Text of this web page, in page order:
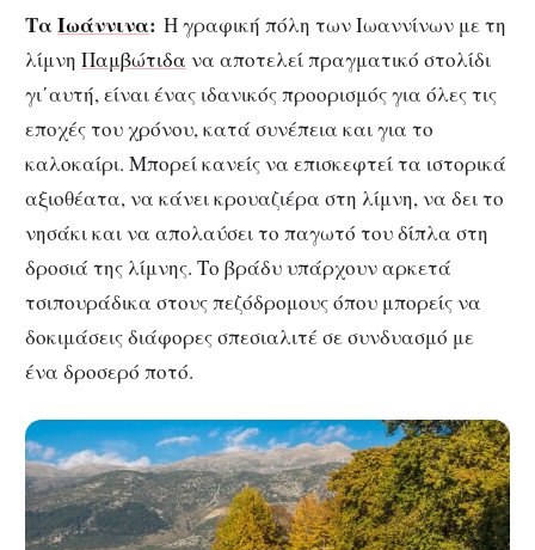
ΤαΙωάννινα: Η γραφική πόλη των Ιωαννίνων με τη
λίμνη Παμβώτιδα να αποτελεί πραγματικό στολίδι
γι΄αυτή, είναι ένας ιδανικός προορισμός για όλες τις
εποχές του χρόνου, κατά συνέπεια και για το
καλοκαίρι. Μπορεί κανείς να επισκεφτεί τα ιστορικά
αξιοθέατα, να κάνει κρουαζιέρα στη λίμνη, να δει το
νησάκι και να απολαύσει το παγωτό του δίπλα στη
δροσιά της λίμνης. Το βράδυ υπάρχουν αρκετά
τσιπουράδικα στους πεζόδρομους όπου μπορείς να
δοκιμάσεις διάφορες σπεσιαλιτέ σε συνδυασμό με
ένα δροσερό ποτό.